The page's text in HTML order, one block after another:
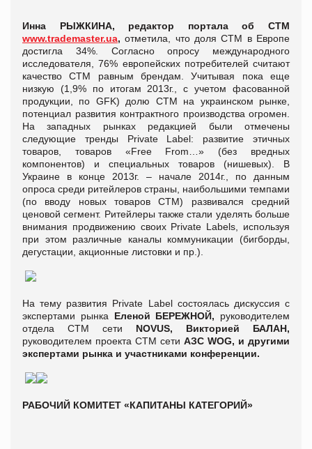
Инна РЫЖКИНА, редактор портала об СТМ
www.trademaster.ua,отметила, что доля СТМ в Европе
достигла 34%. Согласно опросу международного
исследователя, 76% европейских потребителей считают
качество СТМ равным брендам. Учитывая пока еще
низкую (1,9% по итогам 2013г., с учетом фасованной
продукции, по GFK) долю СТМ на украинском рынке,
потенциал развития контрактного производства огромен.
На западных рынках редакцией были отмечены
следующие тренды Private Label: развитие этичных
товаров, товаров «Free From…» (без вредных
компонентов) и специальных товаров (нишевых). В
Украине в конце 2013г. – начале 2014г., по данным
опроса среди ритейлеров страны, наибольшими темпами
(по вводу новых товаров СТМ) развивался средний
ценовой сегмент. Ритейлеры также стали уделять больше
внимания продвижению своих Private Labels, используя
при этом различные каналы коммуникации (бигборды,
дегустации, акционные листовки и пр.).
На тему развития Private Label состоялась дискуссия с
экспертами рынка Еленой БЕРЕЖНОЙ, руководителем
отдела СТМ сети NOVUS, Викторией БАЛАН,
руководителем проекта СТМ сети АЗС WOG, и другими
экспертами рынка и участниками конференции.
РАБОЧИЙ КОМИТЕТ «КАПИТАНЫ КАТЕГОРИЙ»